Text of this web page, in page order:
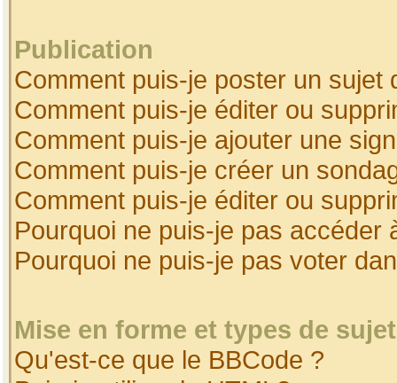
Publication
Comment puis-je poster un sujet
Comment puis-je éditer ou
Comment puis-je ajouter une
Comment puis-je créer un
Comment puis-je éditer ou
Pourquoi ne puis-je pas accéder
Pourquoi ne puis-je pas voter
Mise en forme et types de
Qu'est-ce que le BBCode ?